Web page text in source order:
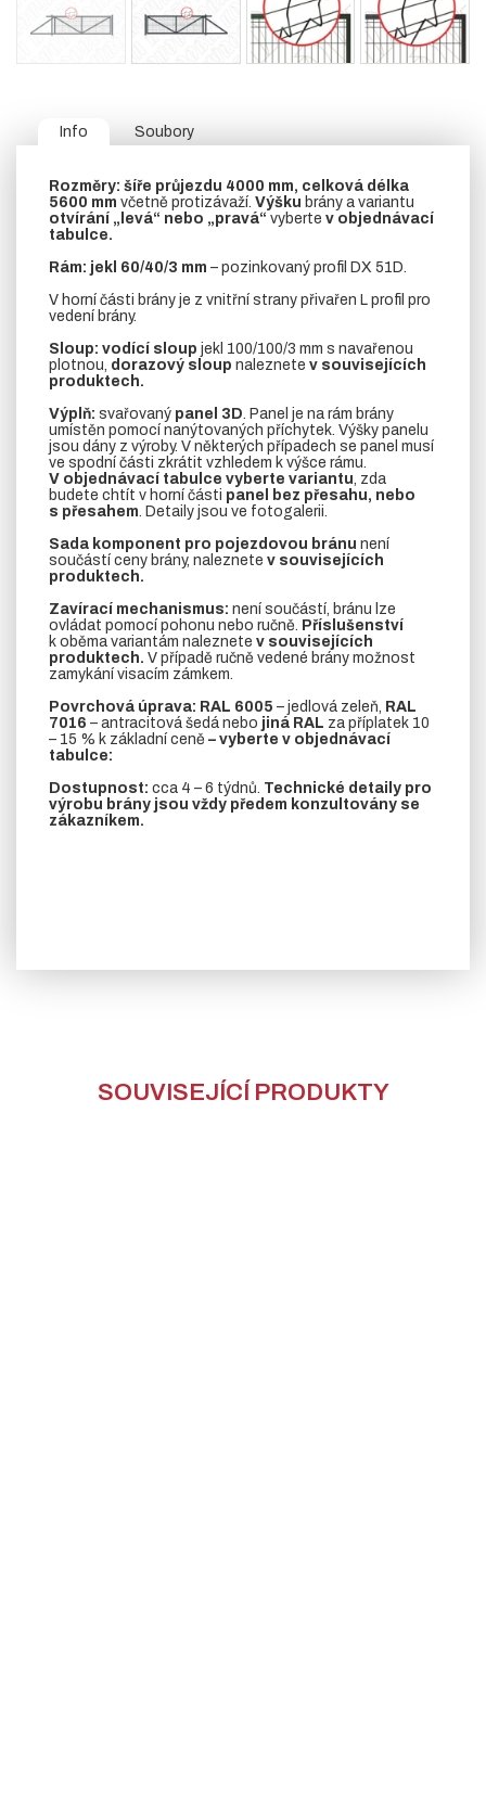
Info Soubory
Rozměry: šíře průjezdu 4000 mm, celková délka
5600 mm včetně protizávaží. Výšku brány a variantu
otvírání „levá“ nebo „pravá“ vyberte v objednávací
tabulce.
Rám: jekl 60/40/3 mm – pozinkovaný profil DX 51D.
V horní části brány je z vnitřní strany přivařen L profil pro
vedení brány.
Sloup: vodící sloup jekl 100/100/3 mm s navařenou
plotnou, dorazový sloup naleznete v souvisejících
produktech.
Výplň: svařovaný panel 3D. Panel je na rám brány
umístěn pomocí nanýtovaných příchytek. Výšky panelu
jsou dány z výroby. V některých případech se panel musí
ve spodní části zkrátit vzhledem k výšce rámu.
V objednávací tabulce vyberte variantu, zda
budete chtít v horní části panel bez přesahu, nebo
s přesahem. Detaily jsou ve fotogalerii.
Sada komponent pro pojezdovou bránu není
součástí ceny brány, naleznete v souvisejících
produktech.
Zavírací mechanismus: není součástí, bránu lze
ovládat pomocí pohonu nebo ručně. Příslušenství
k oběma variantám naleznete v souvisejících
produktech. V případě ručně vedené brány možnost
zamykání visacím zámkem.
Povrchová úprava: RAL 6005 – jedlová zeleň, RAL
7016 – antracitová šedá nebo jiná RAL za příplatek 10
– 15 % k základní ceně – vyberte v objednávací
tabulce:
Dostupnost: cca 4 – 6 týdnů. Technické detaily pro
výrobu brány jsou vždy předem konzultovány se
zákazníkem.
SOUVISEJÍCÍ PRODUKTY